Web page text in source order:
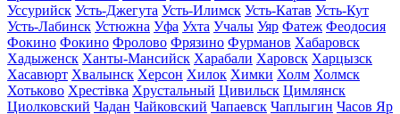
Уссурийск Усть-Джегута Усть-Илимск Усть-Катав Усть-Кут
Усть-Лабинск Устюжна Уфа Ухта Учалы Уяр Фатеж Феодосия
Фокино Фокино Фролово Фрязино Фурманов Хабаровск
Хадыженск Ханты-Мансийск Харабали Харовск Харцызск
Хасавюрт Хвалынск Херсон Хилок Химки Холм Холмск
Хотьково Хрестівка Хрустальный Цивильск Цимлянск
Циолковский Чадан Чайковский Чапаевск Чаплыгин Часов Яр